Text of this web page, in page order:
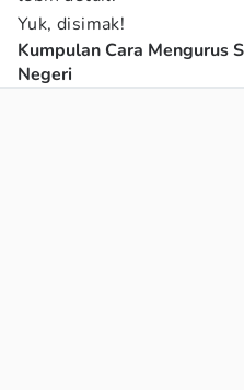
Yuk, disimak!
Kumpulan Cara Mengurus
Negeri